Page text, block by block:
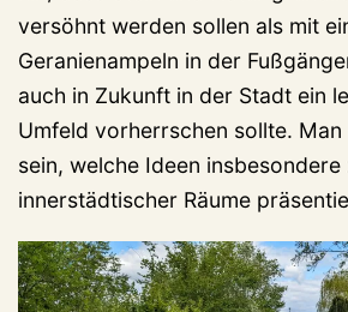
versöhnt werden sollen als mit
Geranienampeln in der
auch in Zukunft in der Stadt ein
Umfeld vorherrschen sollte.
sein, welche Ideen
innerstädtischer Räume